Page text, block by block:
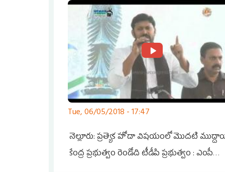
Tue, 06/05/2018 - 17:47
నెల్లూరు: ప్రత్యెక హోదా విషయంలో మొదటి
కేంద్ర ప్రభుత్వం రెండోది టీడీపి ప్రభుత్వం : ఎంపీ